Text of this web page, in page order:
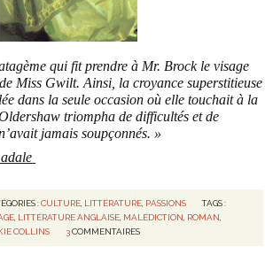
qui fit prendre à Mr. Brock le visage
Miss Gwilt. Ainsi, la croyance superstitieuse
dans la seule occasion où elle touchait à la
triompha de difficultés et de
jamais soupçonnés. »
:CULTURE, LITTÉRATURE, PASSIONS
TAGS :
LITTÉRATURE ANGLAISE MALÉDICTION ROMAN
COLLINS 3 COMMENTAIRES